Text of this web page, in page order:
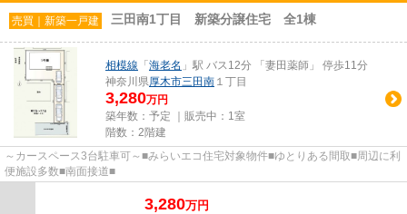
売買｜新築一戸建 三田南1丁目 新築分譲住宅 全1棟
相模線 「 海老名 」駅 バス12分 「妻田薬師」 停歩11分
神奈川県厚木市三田南 １丁目
3,280万円
築年数：予定 ｜販売中： 1室
階数：2階建
～カースペース3台駐車可～■みらいエコ住宅対象物件■ゆとりある間取■周辺に利
便施設多数■南面接道■
3,280万円